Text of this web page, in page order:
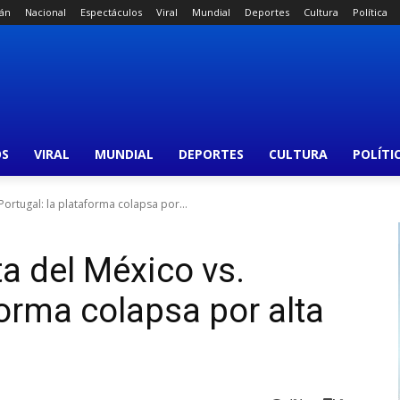
Nacional Espectáculos Viral Mundial Deportes Cultura Política
VIRAL MUNDIAL DEPORTES CULTURA
la plataforma colapsa por...
del México vs.
colapsa por alta